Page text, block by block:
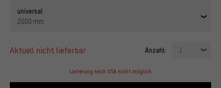
universal
2000 mm
aktuell nicht lieferbar Anzahl: 1
Lieferung nach USA nicht möglich